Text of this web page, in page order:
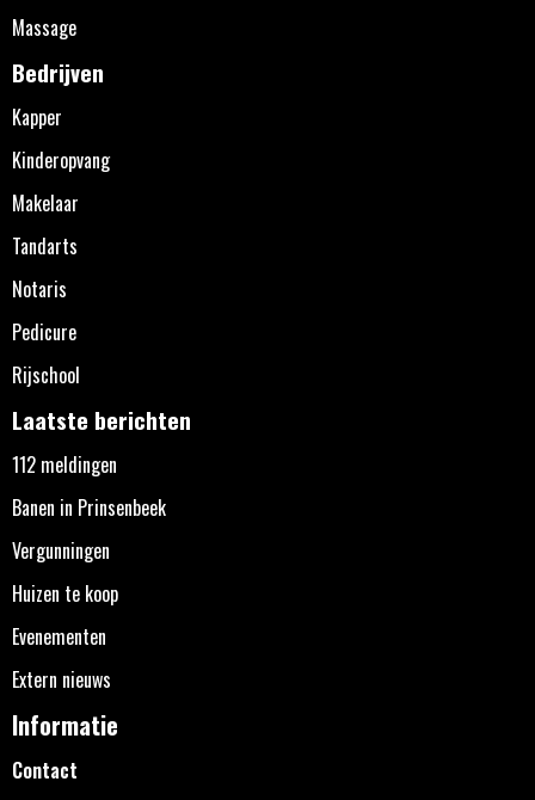
Massage
Bedrijven
Kapper
Kinderopvang
Makelaar
Tandarts
Notaris
Pedicure
Rijschool
Laatste berichten
112 meldingen
Banen in Prinsenbeek
Vergunningen
Huizen te koop
Evenementen
Extern nieuws
Informatie
Contact